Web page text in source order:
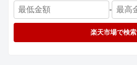
-
楽天市場で検索